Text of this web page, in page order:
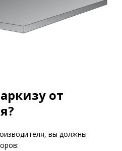
от
вы должны